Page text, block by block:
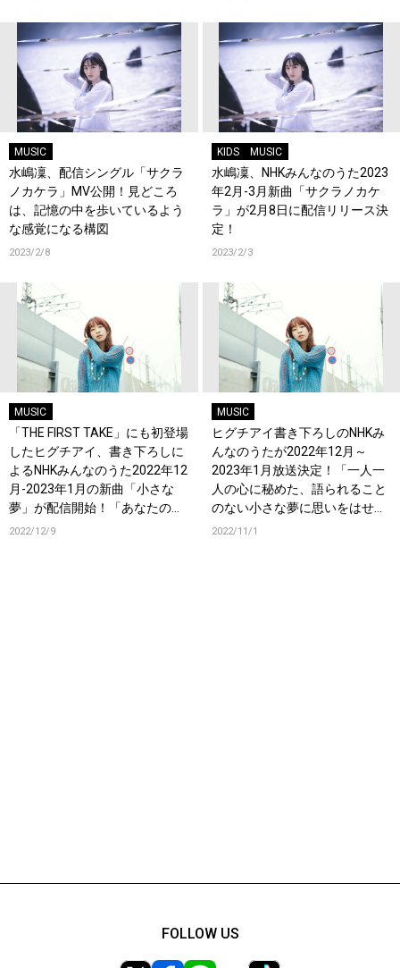
MUSIC
水嶋凜、配信シングル「サクラ
ノカケラ」MV公開！見どころ
は、記憶の中を歩いているよう
な感覚になる構図
2023/2/8
KIDS MUSIC
水嶋凜、NHKみんなのうた2023
年2月-3月新曲「サクラノカケ
ラ」が2月8日に配信リリース決
定！
2023/2/3
MUSIC
「THE FIRST TAKE」にも初登場
したヒグチアイ、書き下ろしに
よるNHKみんなのうた2022年12
月-2023年1月の新曲「小さな
夢」が配信開始！「あなたの夢
がどうか、叶いますように。」
2022/12/9
MUSIC
ヒグチアイ書き下ろしのNHKみ
んなのうたが2022年12月～
2023年1月放送決定！「一人一
人の心に秘めた、語られること
のない小さな夢に思いをはせて
書きました」
2022/11/1
FOLLOW US